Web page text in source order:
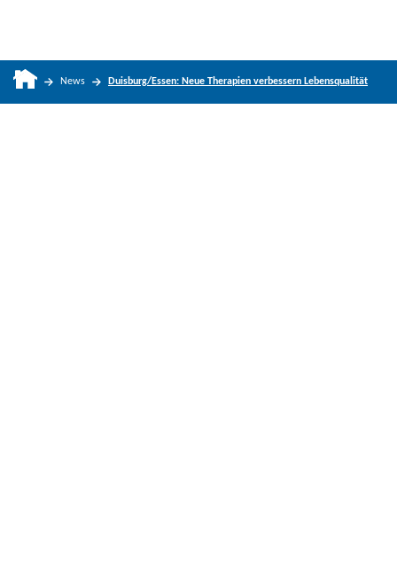
News Duisburg/Essen: Neue Therapien verbessern Lebensqualität